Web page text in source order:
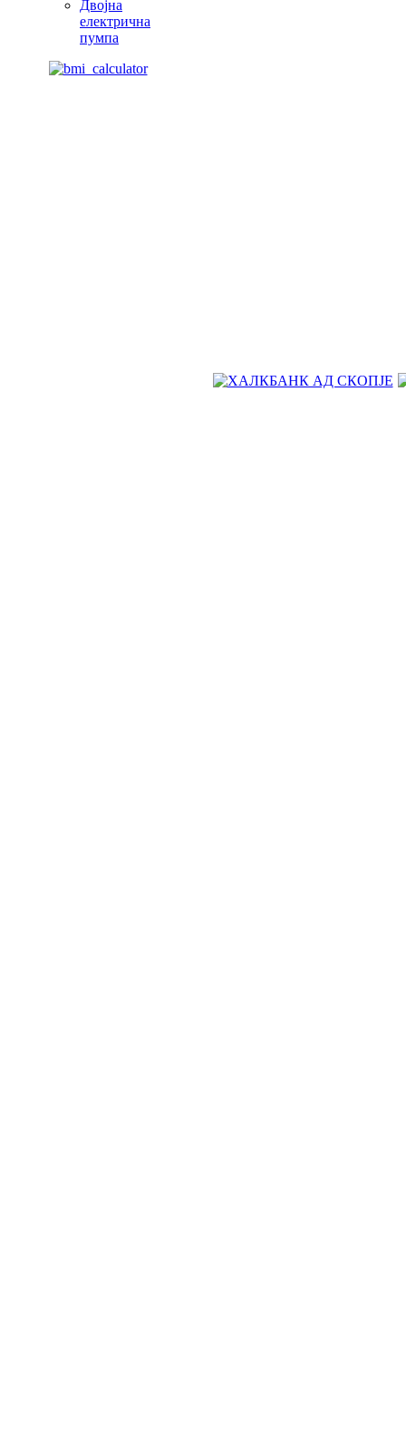
Двојна
електрична
пумпа